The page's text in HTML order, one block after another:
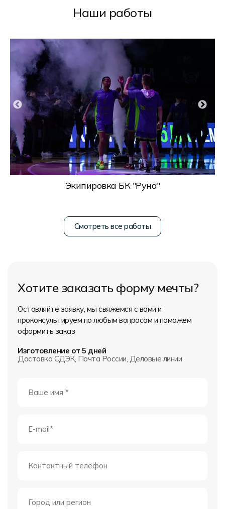
Наши работы
Экипировка БК "Руна"
Смотреть все работы
Хотите заказать форму мечты?
Оставляйте заявку, мы свяжемся с вами и
проконсультируем по любым вопросам и поможем
оформить заказ
Изготовление от 5 дней
Доставка СДЭК, Почта России, Деловые линии